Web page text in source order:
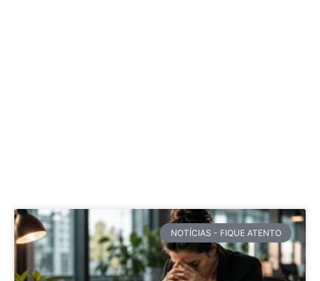
NOTÍCIAS - FIQUE ATENTO